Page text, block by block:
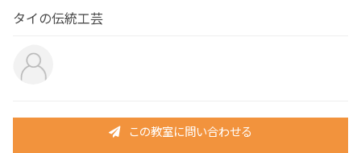
タイの伝統工芸
この教室に問い合わせる